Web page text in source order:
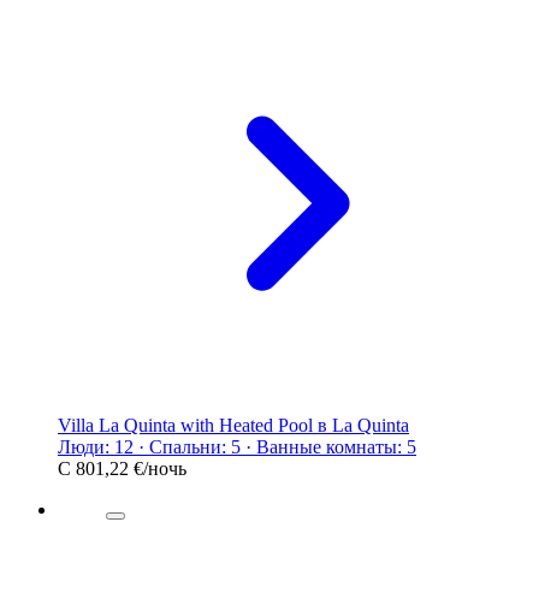
Villa La Quinta with Heated Pool в La Quinta
Люди: 12 · Спальни: 5 · Ванные комнаты: 5
С 801,22 €/ночь